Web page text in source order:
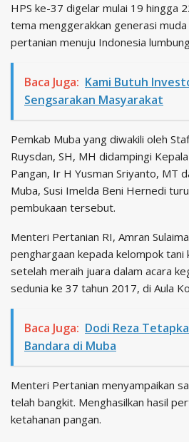
HPS ke-37 digelar mulai 19 hingga
tema menggerakkan generasi
pertanian menuju Indonesia
Baca Juga: Kami Butuh
Sengsarakan Masyarakat
Pemkab Muba yang diwakili oleh
Ruysdan, SH, MH didampingi
Pangan, Ir H Yusman Sriyanto, MT
Muba, Susi Imelda Beni Hernedi
pembukaan tersebut.
Menteri Pertanian RI, Amran
penghargaan kepada kelompok tani
setelah meraih juara dalam acara
sedunia ke 37 tahun 2017, di Aula
Baca Juga: Dodi Reza
Bandara di Muba
Menteri Pertanian menyampaikan
telah bangkit. Menghasilkan hasil
ketahanan pangan.